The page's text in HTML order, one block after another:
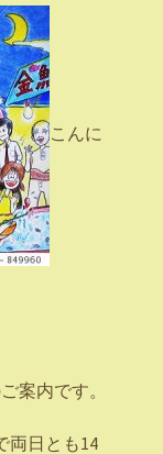
こんに
案内です。
両日とも14